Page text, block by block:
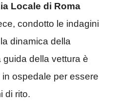
Locale di Roma
condotto le indagini
dinamica della
guida della vettura è
ospedale per essere
di rito.